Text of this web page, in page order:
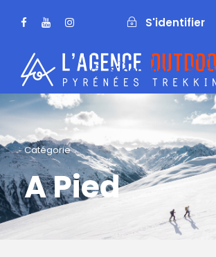
S'identifier
S'identifier
Catégorie
A Pied